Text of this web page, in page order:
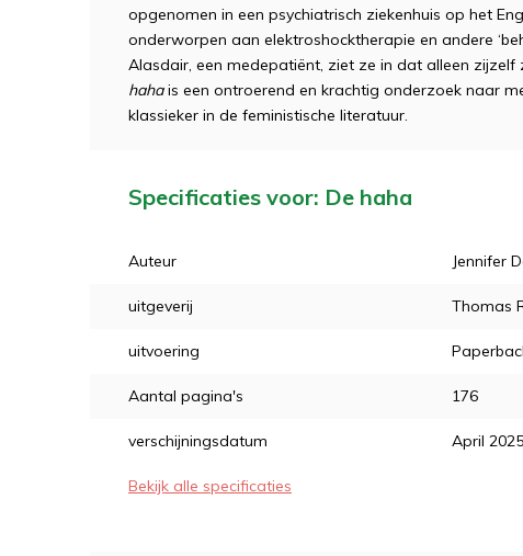
opgenomen in een psychiatrisch ziekenhuis op het
onderworpen aan elektroshocktherapie en andere
Alasdair, een medepatiënt, ziet ze in dat alleen
hahais een ontroerend en krachtig onderzoek naar
klassieker in de feministische literatuur.
Specificaties voor: De haha
Auteur Jennifer
uitgeverij Thomas
uitvoering
Aantal pagina's 176
verschijningsdatum April 2025
Bekijk alle specificaties